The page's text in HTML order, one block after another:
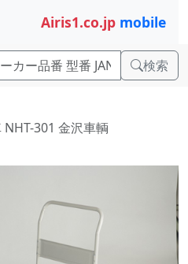
Airis1.co.jp mobile
検索
301 金沢車輌